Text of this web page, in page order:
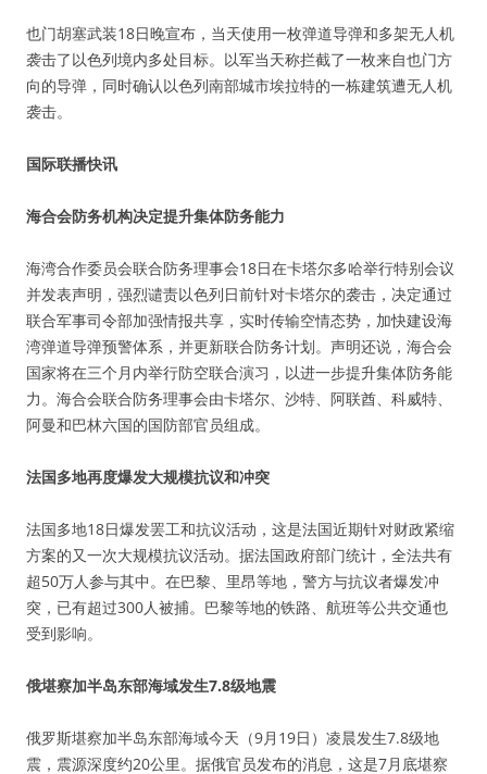
也门胡塞武装18日晚宣布，当天使用一枚弹道导弹和多架无人机
袭击了以色列境内多处目标。以军当天称拦截了一枚来自也门方
向的导弹，同时确认以色列南部城市埃拉特的一栋建筑遭无人机
袭击。
国际联播快讯
海合会防务机构决定提升集体防务能力
海湾合作委员会联合防务理事会18日在卡塔尔多哈举行特别会议
并发表声明，强烈谴责以色列日前针对卡塔尔的袭击，决定通过
联合军事司令部加强情报共享，实时传输空情态势，加快建设海
湾弹道导弹预警体系，并更新联合防务计划。声明还说，海合会
国家将在三个月内举行防空联合演习，以进一步提升集体防务能
力。海合会联合防务理事会由卡塔尔、沙特、阿联酋、科威特、
阿曼和巴林六国的国防部官员组成。
法国多地再度爆发大规模抗议和冲突
法国多地18日爆发罢工和抗议活动，这是法国近期针对财政紧缩
方案的又一次大规模抗议活动。据法国政府部门统计，全法共有
超50万人参与其中。在巴黎、里昂等地，警方与抗议者爆发冲
突，已有超过300人被捕。巴黎等地的铁路、航班等公共交通也
受到影响。
俄堪察加半岛东部海域发生7.8级地震
俄罗斯堪察加半岛东部海域今天（9月19日）凌晨发生7.8级地
震，震源深度约20公里。据俄官员发布的消息，这是7月底堪察